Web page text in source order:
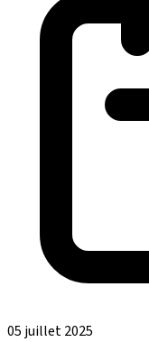
05 juillet 2025